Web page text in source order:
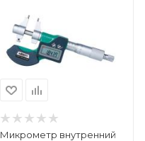
Микрометр внутренний